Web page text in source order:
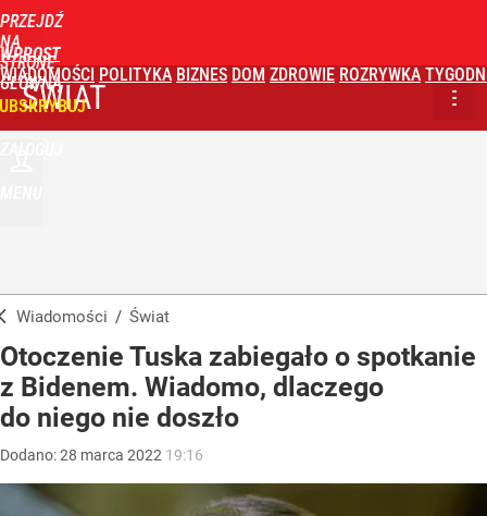
PRZEJDŹ
NA
STRONĘ
GŁÓWNĄ
WPROST
WIADOMOŚCI POLITYKA BIZNES DOM ZDROWIE ROZRYWKA
ŚWIAT
Wiadomości / Świat
Otoczenie Tuska zabiegało o spotkanie
z Bidenem. Wiadomo, dlaczego
do niego nie doszło
Dodano:28 marca 2022 19:16